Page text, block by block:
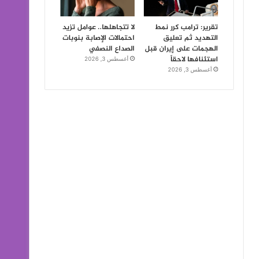
تقرير: ترامب كرر نمط
التهديد ثم تعليق
الهجمات على إيران قبل
استئنافها لاحقاً
أغسطس 3, 2026
لا تتجاهلها.. عوامل تزيد
احتمالات الإصابة بنوبات
الصداع النصفي
أغسطس 3, 2026